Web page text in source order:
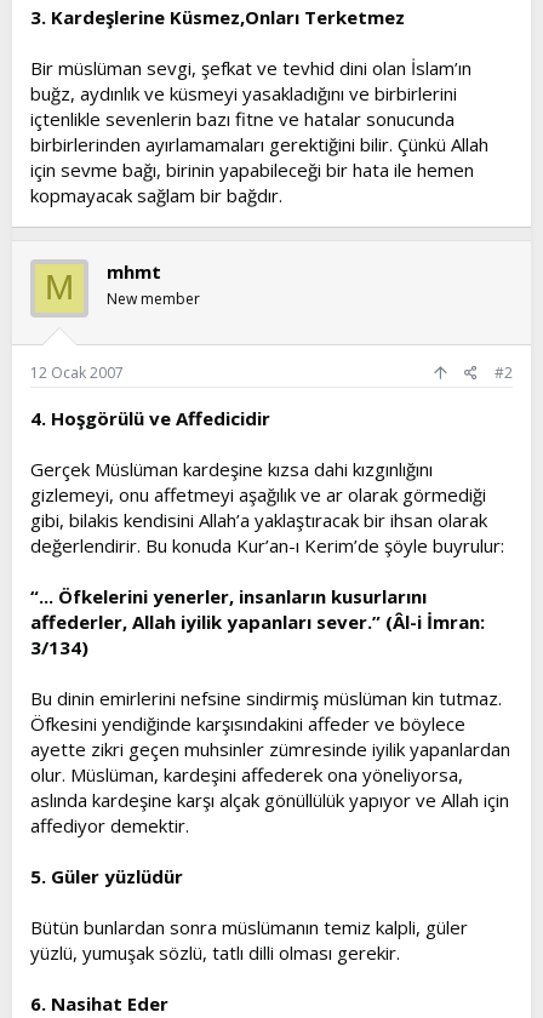
3. Kardeşlerine Küsmez,Onları Terketmez
Bir müslüman sevgi, şefkat ve tevhid dini olan İslam’ın
buğz, aydınlık ve küsmeyi yasakladığını ve birbirlerini
içtenlikle sevenlerin bazı fitne ve hatalar sonucunda
birbirlerinden ayırlamamaları gerektiğini bilir. Çünkü Allah
için sevme bağı, birinin yapabileceği bir hata ile hemen
kopmayacak sağlam bir bağdır.
M mhmt
New member
12 Ocak 2007 #2
4. Hoşgörülü ve Affedicidir
Gerçek Müslüman kardeşine kızsa dahi kızgınlığını
gizlemeyi, onu affetmeyi aşağılık ve ar olarak görmediği
gibi, bilakis kendisini Allah’a yaklaştıracak bir ihsan olarak
değerlendirir. Bu konuda Kur’an-ı Kerim’de şöyle buyrulur:
“... Öfkelerini yenerler, insanların kusurlarını
affederler, Allah iyilik yapanları sever.” (Âl-i İmran:
3/134)
Bu dinin emirlerini nefsine sindirmiş müslüman kin tutmaz.
Öfkesini yendiğinde karşısındakini affeder ve böylece
ayette zikri geçen muhsinler zümresinde iyilik yapanlardan
olur. Müslüman, kardeşini affederek ona yöneliyorsa,
aslında kardeşine karşı alçak gönüllülük yapıyor ve Allah için
affediyor demektir.
5. Güler yüzlüdür
Bütün bunlardan sonra müslümanın temiz kalpli, güler
yüzlü, yumuşak sözlü, tatlı dilli olması gerekir.
6. Nasihat Eder